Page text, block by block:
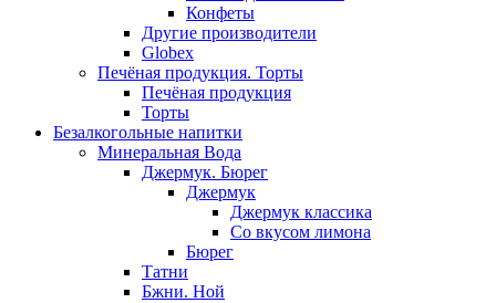
Конфеты
Другие производители
Globex
Печёная продукция. Торты
Печёная продукция
Торты
Безалкогольные напитки
Минеральная Вода
Джермук. Бюрег
Джермук
Джермук классика
Со вкусом лимона
Бюрег
Татни
Бжни. Ной